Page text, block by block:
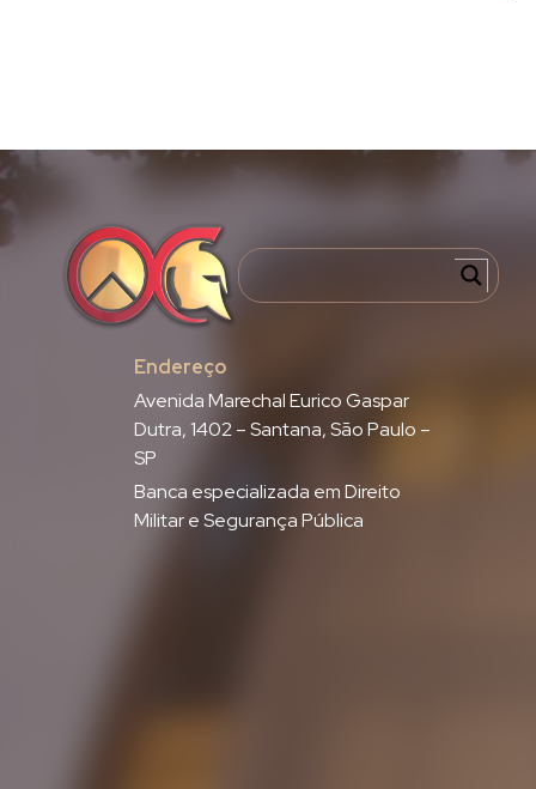
Endereço
Avenida Marechal Eurico Gaspar
Dutra, 1402 – Santana, São Paulo –
SP
Banca especializada em Direito
Militar e Segurança Pública